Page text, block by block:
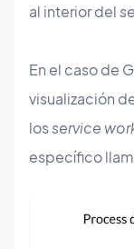
al interior del
En el caso de
visualización
losservice
específico